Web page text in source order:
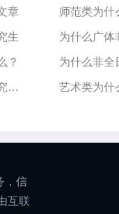
章 师范类为什
生 为什么广体
？ 为什么非全
为什么会有看不起非全日制研究生的现象 艺术类为什
，信
互联